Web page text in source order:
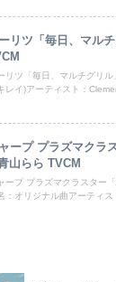
リツ「毎日、マル
リツ「毎日、マルチグリ
レイ)アーティスト：
ープ プラズマクラ
山らら TVCM
ープ プラズマクラスター
：オリジナル曲アーティス